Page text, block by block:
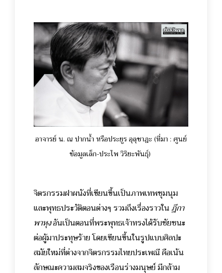
อาจารย์ น. ณ ปากน้ำ หรือประยูร อุลุชาฎะ (ที่มา : ศูนย์
ข้อมูลเล็ก-ประไพ วิริยะพันธุ์)
จิตรกรรมฝาผนังที่เขียนขึ้นเป็นภาพเทพชุมนุม
และพุทธประวัติตอนต่างๆ รวมถึงเรื่องราวในฎีกา
พาหุงอันเป็นตอนที่พระพุทธเจ้าทรงได้รับชัยชนะ
ต่อผู้มาประทุษร้าย โดยเขียนขึ้นในรูปแบบศิลปะ
สมัยใหม่ที่ต่างจากจิตรกรรมไทยประเพณี คือเน้น
ลักษณะความสมจริงของเรือนร่างมนุษย์ มีกล้าม